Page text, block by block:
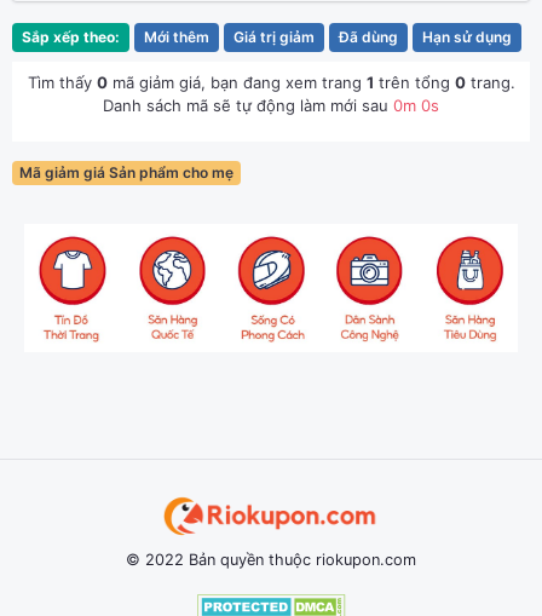
Sắp xếp theo: Mới thêm Giá trị giảm Đã dùng Hạn sử dụng
Tìm thấy 0mã giảm giá, bạn đang xem trang 1 trên tổng 0trang.
Danh sách mã sẽ tự động làm mới sau 0m 0s
Mã giảm giá Sản phẩm cho mẹ
© 2022 Bản quyền thuộc riokupon.com